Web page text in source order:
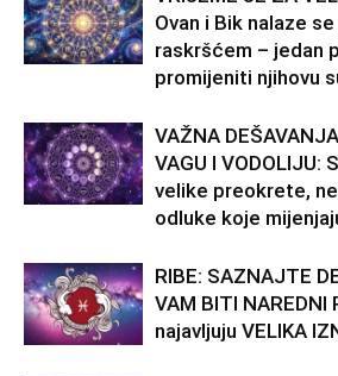
Ovan i Bik nalaze
raskršćem – jedan
promijeniti njihovu
VAŽNA
VAGU I VODOLIJU:
velike preokrete,
odluke koje
RIBE: SAZNAJTE
VAM BITI NAREDNI
najavljuju VELIKA